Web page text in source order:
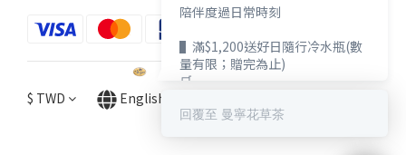
$ TWD English
陪伴度過日常時刻
▌滿$1,200送好日隨行冷水瓶(數
量有限；贈完為止)
🛒
herbal-tea-1
回覆至 曼寧花草茶